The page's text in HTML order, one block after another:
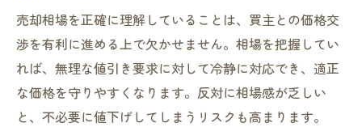
売却相場を正確に理解していることは、買主との価格交
渉を有利に進める上で欠かせません。相場を把握してい
れば、無理な値引き要求に対して冷静に対応でき、適正
な価格を守りやすくなります。反対に相場感が乏しい
と、不必要に値下げしてしまうリスクも高まります。